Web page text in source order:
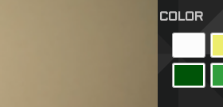
COLOR